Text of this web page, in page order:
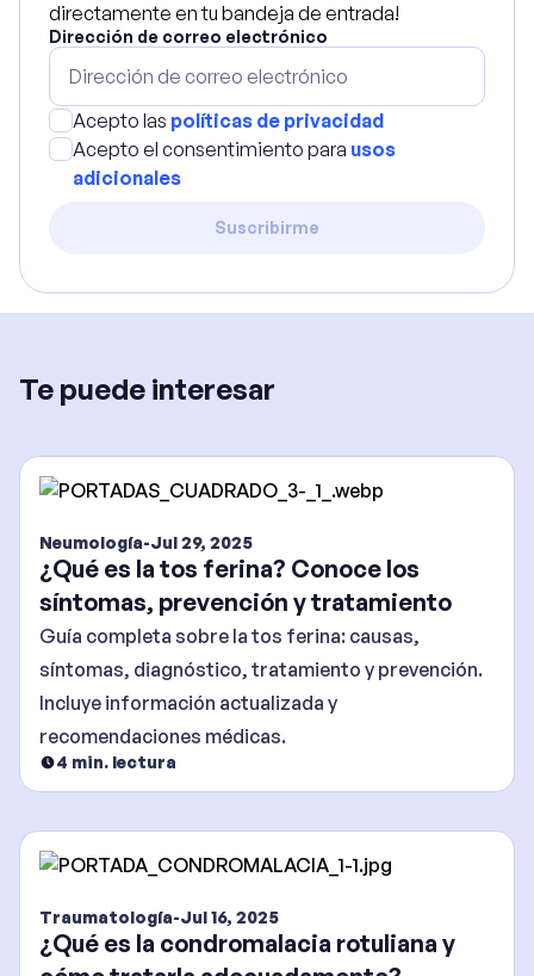
directamente en tu bandeja de entrada!
Dirección de correo electrónico
Acepto las políticas de privacidad
Acepto el consentimiento para usos
adicionales
Suscribirme
Te puede interesar
Neumología-Jul 29, 2025
¿Qué es la tos ferina? Conoce los
síntomas, prevención y tratamiento
Guía completa sobre la tos ferina: causas,
síntomas, diagnóstico, tratamiento y prevención.
Incluye información actualizada y
recomendaciones médicas.
4 min. lectura
Traumatología-Jul 16, 2025
¿Qué es la condromalacia rotuliana y